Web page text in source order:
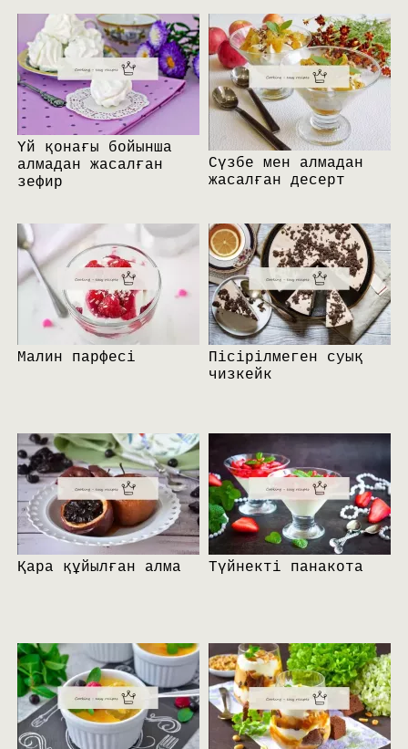
Үй қонағы бойынша
алмадан жасалған
зефир
Сүзбе мен алмадан
жасалған десерт
Малин парфесі
Пісірілмеген суық
чизкейк
Қара құйылған алма Түйнекті панакота